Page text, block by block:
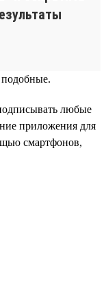
подобные.
любые
приложения для
смартфонов,